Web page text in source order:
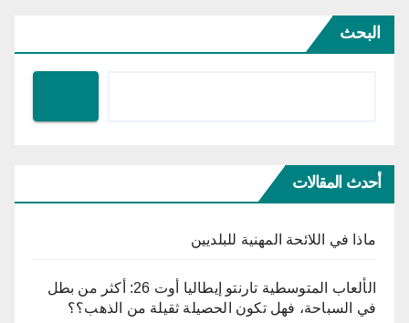
البحث
أحدث المقالات
ماذا في اللائحة المهنية للبلديين
الألعاب المتوسطية تارنتو إيطاليا أوت 26: أكثر من بطل
في السباحة، فهل تكون الحصيلة ثقيلة من الذهب؟؟